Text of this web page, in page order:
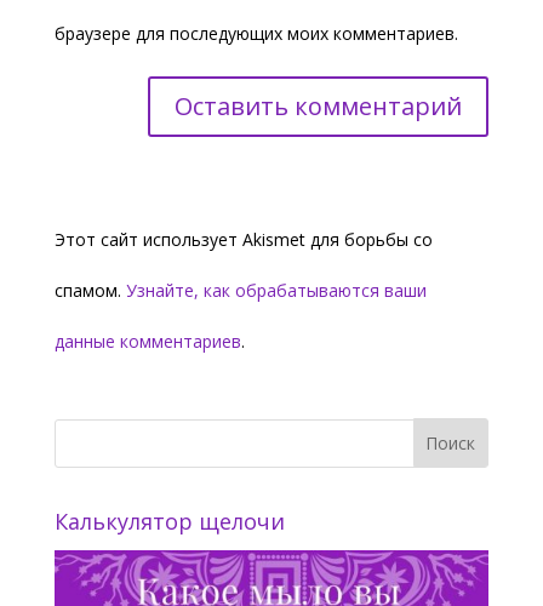
браузере для последующих моих комментариев.
Этот сайт использует Akismet для борьбы со
спамом. Узнайте, как обрабатываются ваши
данные комментариев.
Калькулятор щелочи